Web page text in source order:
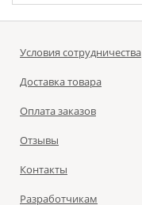
Условия сотрудничества
Доставка товара
Оплата заказов
Отзывы
Контакты
Разработчикам